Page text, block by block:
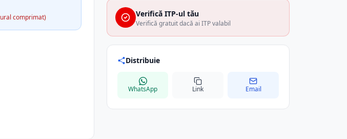
comprimat)
Verifică ITP-ul tău
Verifică gratuit dacă ai ITP valabil
Distribuie
WhatsApp Link Email